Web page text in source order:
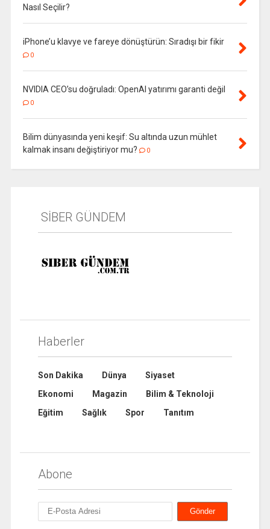
Nasıl Seçilir?
iPhone’u klavye ve fareye dönüştürün: Sıradışı bir fikir
0
NVIDIA CEO’su doğruladı: OpenAI yatırımı garanti değil
0
Bilim dünyasında yeni keşif: Su altında uzun mühlet
kalmak insanı değiştiriyor mu?
0
SİBER GÜNDEM
Haberler
Son Dakika Dünya
Siyaset
Ekonomi
Magazin
Bilim & Teknoloji
Eğitim
Sağlık Spor Tanıtım
Abone